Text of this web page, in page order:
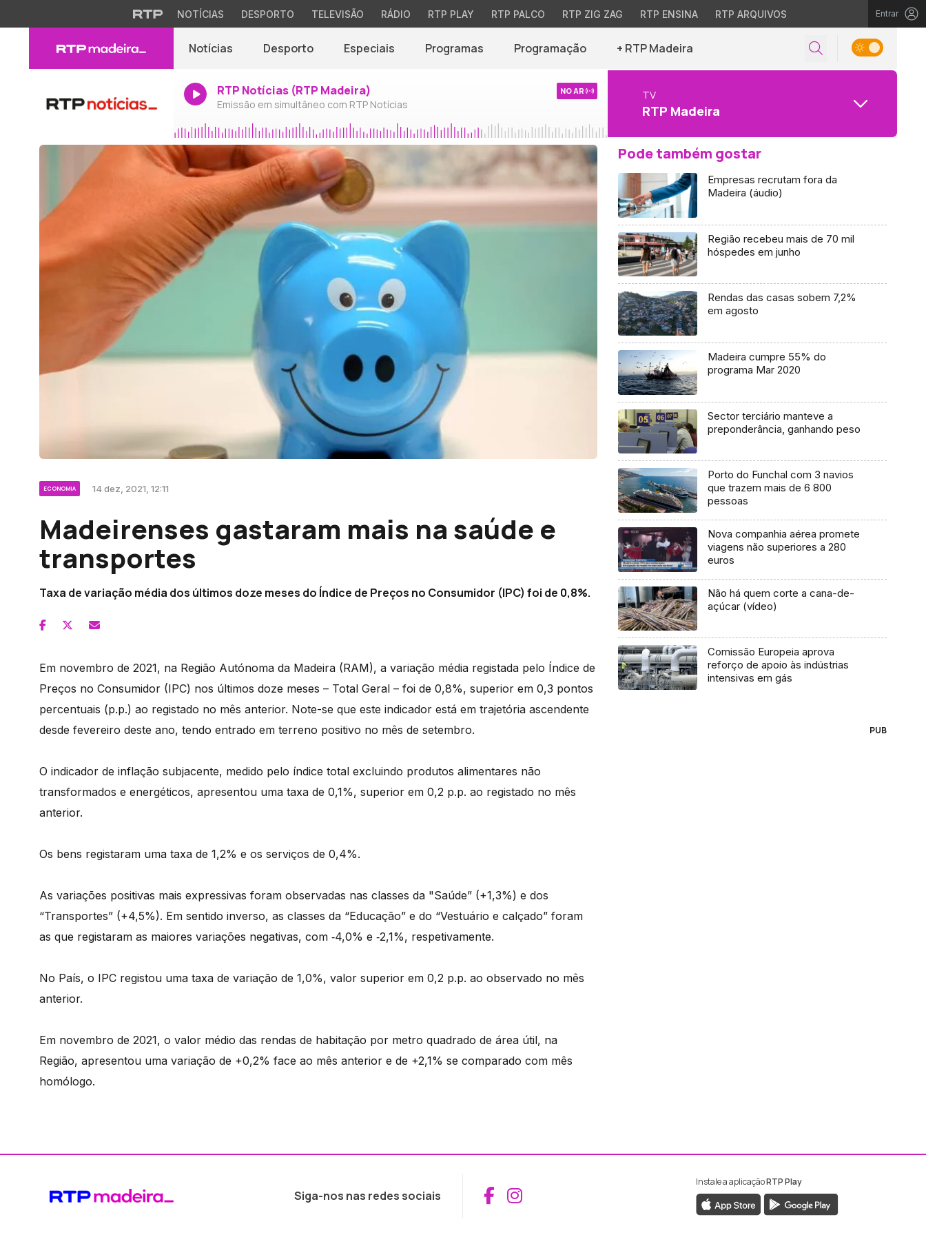
NOTÍCIAS DESPORTO TELEVISÃO RÁDIO RTP PLAY RTP PALCO RTP ZIG ZAG RTP ENSINA RTP ARQUIVOS Entrar
Notícias Desporto Especiais Programas Programação + RTP Madeira
RTP Notícias (RTP Madeira)
Emissão em simultâneo com RTP Notícias
NO AR TV
RTP Madeira
ECONOMIA 14 dez, 2021, 12:11
Madeirenses gastaram mais na saúde e
transportes
Taxa de variação média dos últimos doze meses do Índice de Preços no Consumidor (IPC) foi de 0,8%.
Em novembro de 2021, na Região Autónoma da Madeira (RAM), a variação média registada pelo Índice de
Preços no Consumidor (IPC) nos últimos doze meses – Total Geral – foi de 0,8%, superior em 0,3 pontos
percentuais (p.p.) ao registado no mês anterior. Note-se que este indicador está em trajetória ascendente
desde fevereiro deste ano, tendo entrado em terreno positivo no mês de setembro.
O indicador de inflação subjacente, medido pelo índice total excluindo produtos alimentares não
transformados e energéticos, apresentou uma taxa de 0,1%, superior em 0,2 p.p. ao registado no mês
anterior.
Os bens registaram uma taxa de 1,2% e os serviços de 0,4%.
As variações positivas mais expressivas foram observadas nas classes da "Saúde” (+1,3%) e dos
“Transportes” (+4,5%). Em sentido inverso, as classes da “Educação” e do “Vestuário e calçado” foram
as que registaram as maiores variações negativas, com ‑4,0% e ‑2,1%, respetivamente.
No País, o IPC registou uma taxa de variação de 1,0%, valor superior em 0,2 p.p. ao observado no mês
anterior.
Em novembro de 2021, o valor médio das rendas de habitação por metro quadrado de área útil, na
Região, apresentou uma variação de +0,2% face ao mês anterior e de +2,1% se comparado com mês
homólogo.
Pode também gostar
Empresas recrutam fora da
Madeira (áudio)
Região recebeu mais de 70 mil
hóspedes em junho
Rendas das casas sobem 7,2%
em agosto
Madeira cumpre 55% do
programa Mar 2020
Sector terciário manteve a
preponderância, ganhando peso
Porto do Funchal com 3 navios
que trazem mais de 6 800
pessoas
Nova companhia aérea promete
viagens não superiores a 280
euros
Não há quem corte a cana-de-
açúcar (vídeo)
Comissão Europeia aprova
reforço de apoio às indústrias
intensivas em gás
PUB
Siga-nos nas redes sociais Aceder ao Facebook da RTP Madeira
Aceder ao Instagram da RTP Madeira
Instale a aplicaçãoRTP Play